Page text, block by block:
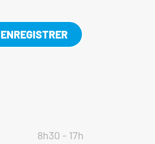
ENREGISTRER
8h30 - 17h